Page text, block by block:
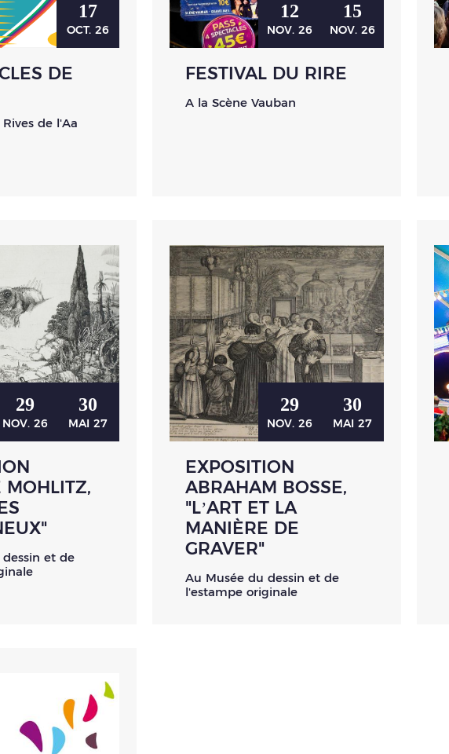
17
OCT. 26
DE
de l'Aa
12
NOV. 26
15
NOV. 26
FESTIVAL DU RIRE
A la Scène Vauban
29
NOV. 26
30
MAI 27
MOHLITZ,
et de
29
NOV. 26
30
MAI 27
EXPOSITION
ABRAHAM BOSSE,
"L’ART ET LA
MANIÈRE DE
GRAVER"
Au Musée du dessin et de
l'estampe originale